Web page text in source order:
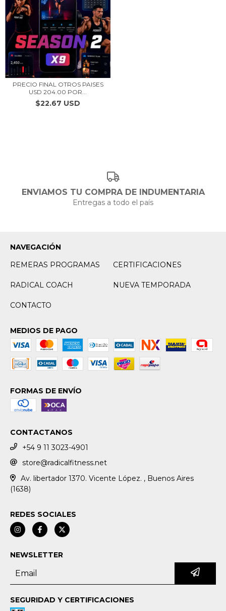
PRECIO FINAL OTROS PAISES
USD 204.00 POR...
$22.67 USD
ENVIAMOS TU COMPRA DE INDUMENTARIA
Entregas a todo el país
NAVEGACIÓN
REMERAS PROGRAMAS
CERTIFICACIONES
RADICAL COACH NUEVA TEMPORADA
CONTACTO
MEDIOS DE PAGO
FORMAS DE ENVÍO
CONTACTANOS
+54 9 11 3023-4901
store@radicalfitness.net
Av. libertador 1370. Vicente López. , Buenos Aires
(1638)
REDES SOCIALES
NEWSLETTER
SEGURIDAD Y CERTIFICACIONES